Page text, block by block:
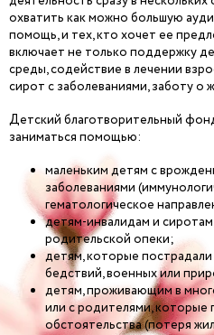
охватить как можно большую
помощь, и тех, кто хочет ее
включает не только поддержку
среды, содействие в лечении
сирот с заболеваниями, заботу о
Детский благотворительный
заниматься помощью:
маленьким детям с
заболеваниями
гематологическое
детям-инвалидам и
родительской опеки;
детям, которые
бедствий, военных или
детям, проживающим в
или с родителями, которые
обстоятельства (потеря